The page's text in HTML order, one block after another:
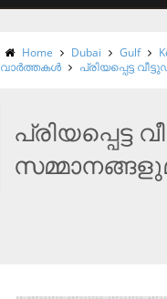
Home Dubai Gulf
വാര്‍ത്തകള്‍
പ്രിയപ്പെട്ട